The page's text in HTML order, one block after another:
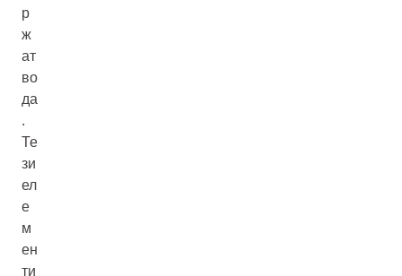
р
ж
ат
во
да
.
Те
зи
ел
е
м
ен
ти